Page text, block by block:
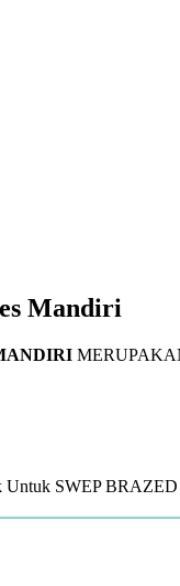
Mandiri
Untuk SWEP